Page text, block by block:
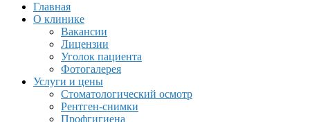
Главная
О клинике
Вакансии
Лицензии
Уголок пациента
Фотогалерея
Услуги и цены
Стоматологический осмотр
Рентген-снимки
Профгигиена